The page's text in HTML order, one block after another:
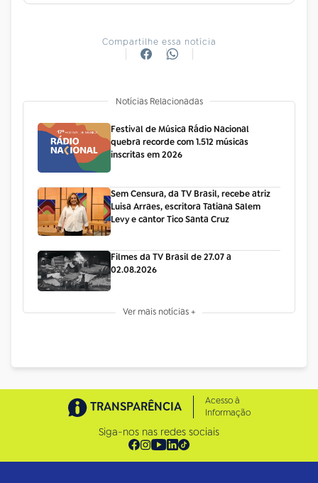
Compartilhe essa notícia
Notícias Relacionadas
Festival de Música Rádio Nacional
quebra recorde com 1.512 músicas
inscritas em 2026
Sem Censura, da TV Brasil, recebe atriz
Luisa Arraes, escritora Tatiana Salem
Levy e cantor Tico Santa Cruz
Filmes da TV Brasil de 27.07 a
02.08.2026
Ver mais notícias +
TRANSPARÊNCIA
Acesso à
Informação
Siga-nos nas redes sociais